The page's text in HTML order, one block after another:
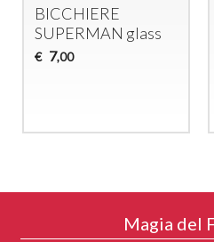
BICCHIERE
SUPERMAN glass
€ 7,00
Magia del